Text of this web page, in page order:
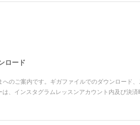
ロード
のご案内です。ギガファイルでのダウンロード
、インスタグラムレッスンアカウント内及び決